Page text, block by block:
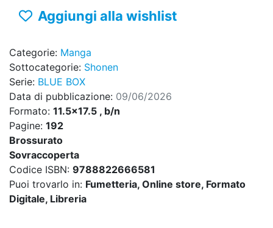
Aggiungi alla wishlist
Categorie: Manga
Sottocategorie: Shonen
Serie: BLUE BOX
Data di pubblicazione: 09/06/2026
Formato: 11.5x17.5 , b/n
Pagine: 192
Brossurato
Sovraccoperta
Codice ISBN: 9788822666581
Puoi trovarlo in: Fumetteria, Online store, Formato
Digitale, Libreria